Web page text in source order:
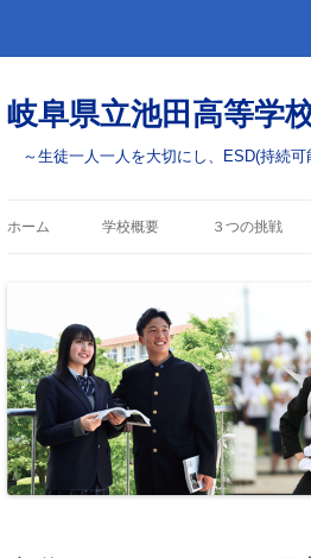
岐阜県立池田高等学
～生徒一人一人を大切にし、ESD(持続可
ホーム 学校概要
校章・校訓・校歌
学校案内
学校評価
学校いじめ防止基本方針
３つの挑戦
部活動・学校
の挑戦
ESD(ユネスコ